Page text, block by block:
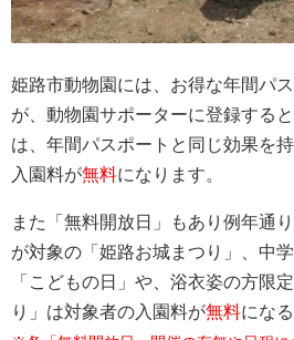
姫路市動物園には、お得な年間パ
が、動物園サポーターに登録する
は、年間パスポートと同じ効果を
入園料が無料になります。
また「無料開放日」もあり例年通
が対象の「姫路お城まつり」、中
「こどもの日」や、浴衣姿の方限
り」は対象者の入園料が無料にな